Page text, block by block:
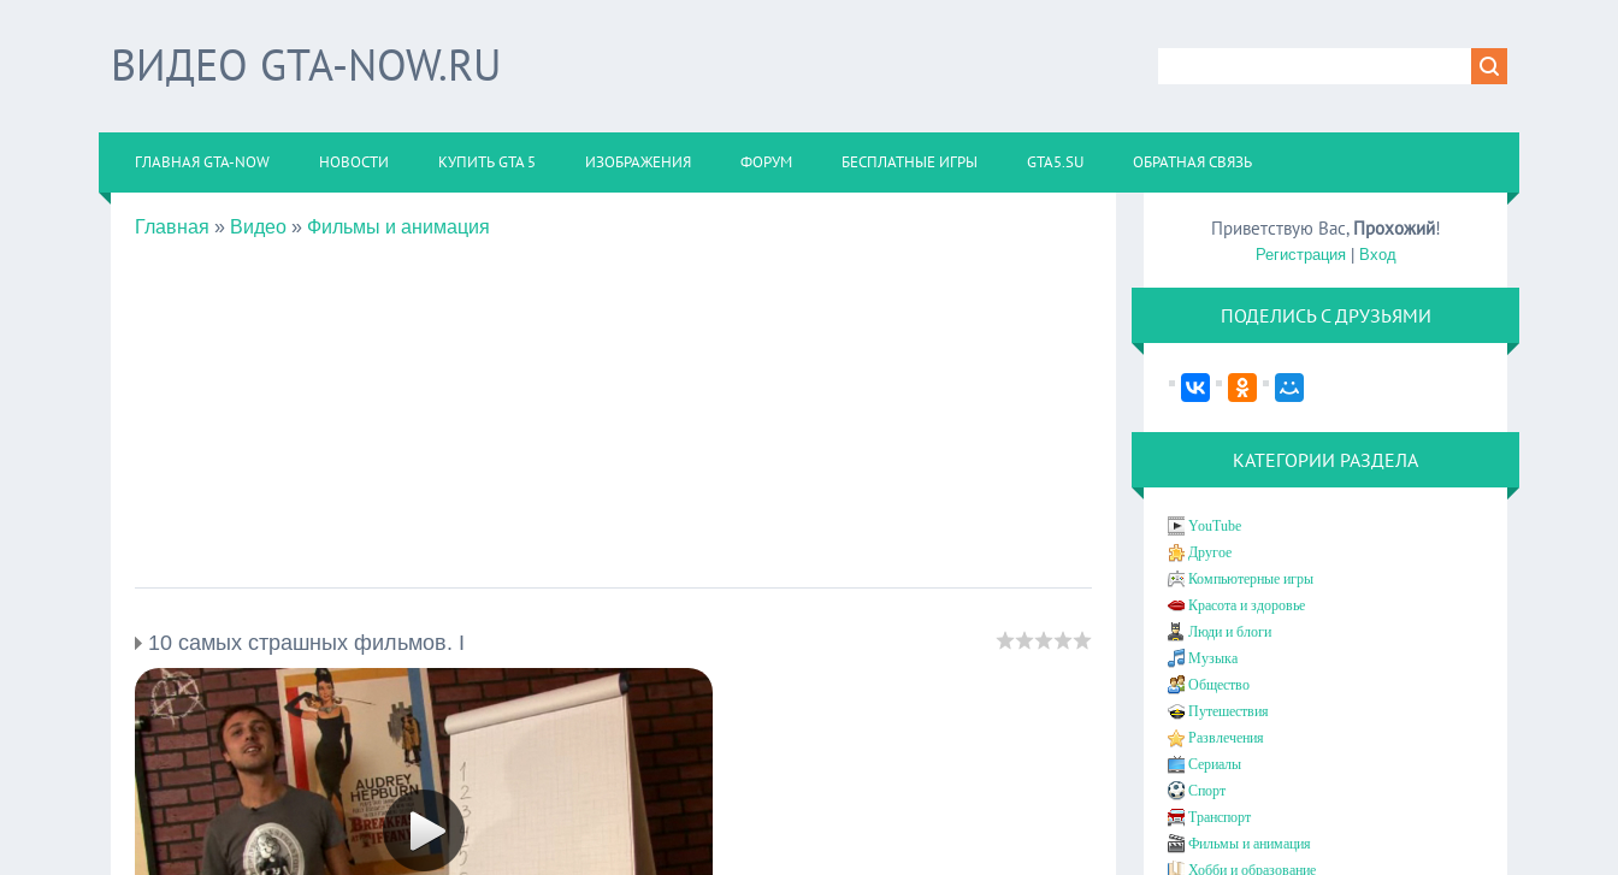
ВИДЕО GTA-NOW.RU
ГЛАВНАЯ GTA-NOW НОВОСТИ КУПИТЬ GTA 5 ИЗОБРАЖЕНИЯ ФОРУМ БЕСПЛАТНЫЕ ИГРЫ GTA5.SU ОБРАТНАЯ СВЯЗЬ
Главная » Видео » Фильмы и анимация
10 самых страшных фильмов. I
Приветствую Вас, Прохожий!
Регистрация| Вход
ПОДЕЛИСЬ С ДРУЗЬЯМИ
КАТЕГОРИИ РАЗДЕЛА
YouTube
Другое
Компьютерные игры
Красота и здоровье
Люди и блоги
Музыка
Общество
Путешествия
Развлечения
Сериалы
Спорт
Транспорт
Фильмы и анимация
Хобби и образование